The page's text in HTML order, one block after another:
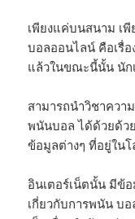
เพียงแค่บนสนาม เ
บอลออนไลน์ คือเรื่อ
แล้วในขณะนี้นั้น นัก
สามารถนำวิชาควา
พนันบอล ได้ด้วยด้ว
ข้อมูลต่างๆ ที่อยู่ในโ
อินเตอร์เน็ตนั้น มีข้
เกี่ยวกับการพนัน บ